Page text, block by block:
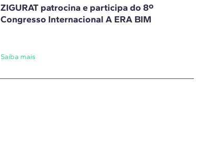
ZIGURAT patrocina e participa do 8º
Congresso Internacional A ERA BIM
Saiba mais